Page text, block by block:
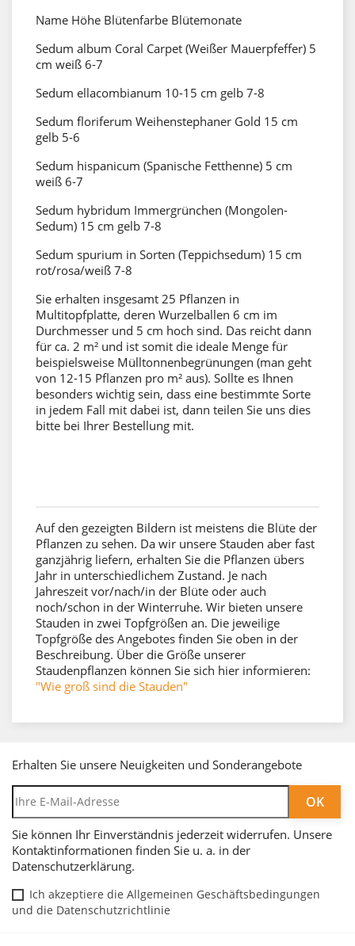
Name Höhe Blütenfarbe Blütemonate
Sedum album Coral Carpet (Weißer Mauerpfeffer) 5
cm weiß 6-7
Sedum ellacombianum 10-15 cm gelb 7-8
Sedum floriferum Weihenstephaner Gold 15 cm
gelb 5-6
Sedum hispanicum (Spanische Fetthenne) 5 cm
weiß 6-7
Sedum hybridum Immergrünchen (Mongolen-
Sedum) 15 cm gelb 7-8
Sedum spurium in Sorten (Teppichsedum) 15 cm
rot/rosa/weiß 7-8
Sie erhalten insgesamt 25 Pflanzen in
Multitopfplatte, deren Wurzelballen 6 cm im
Durchmesser und 5 cm hoch sind. Das reicht dann
für ca. 2 m² und ist somit die ideale Menge für
beispielsweise Mülltonnenbegrünungen (man geht
von 12-15 Pflanzen pro m² aus). Sollte es Ihnen
besonders wichtig sein, dass eine bestimmte Sorte
in jedem Fall mit dabei ist, dann teilen Sie uns dies
bitte bei Ihrer Bestellung mit.
Auf den gezeigten Bildern ist meistens die Blüte der
Pflanzen zu sehen. Da wir unsere Stauden aber fast
ganzjährig liefern, erhalten Sie die Pflanzen übers
Jahr in unterschiedlichem Zustand. Je nach
Jahreszeit vor/nach/in der Blüte oder auch
noch/schon in der Winterruhe. Wir bieten unsere
Stauden in zwei Topfgrößen an. Die jeweilige
Topfgröße des Angebotes finden Sie oben in der
Beschreibung. Über die Größe unserer
Staudenpflanzen können Sie sich hier informieren:
"Wie groß sind die Stauden"
Erhalten Sie unsere Neuigkeiten und Sonderangebote
Sie können Ihr Einverständnis jederzeit widerrufen. Unsere
Kontaktinformationen finden Sie u. a. in der
Datenschutzerklärung.
Ich akzeptiere die Allgemeinen Geschäftsbedingungen
und die Datenschutzrichtlinie